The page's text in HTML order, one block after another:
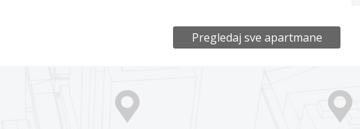
Pregledaj sve apartmane